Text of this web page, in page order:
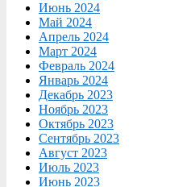
Июнь 2024
Май 2024
Апрель 2024
Март 2024
Февраль 2024
Январь 2024
Декабрь 2023
Ноябрь 2023
Октябрь 2023
Сентябрь 2023
Август 2023
Июль 2023
Июнь 2023